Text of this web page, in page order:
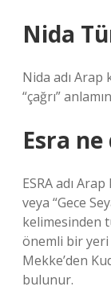
Nida
Nida adı Arap
“çağrı”
Esra
ESRA adı
veya “Gece
kelimesinden
önemli bir yeri
Mekke’den
bulunur.